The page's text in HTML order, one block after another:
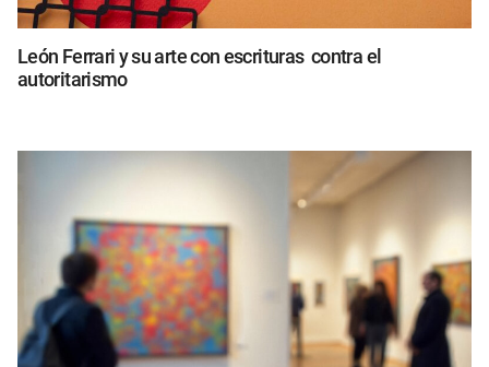
León Ferrari y su arte con escrituras contra el
autoritarismo